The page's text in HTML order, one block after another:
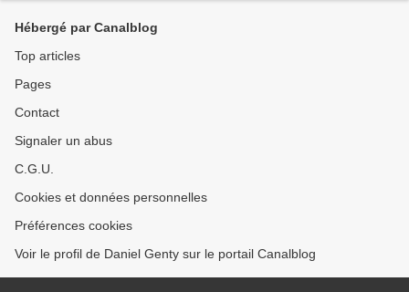
Hébergé par Canalblog
Top articles
Pages
Contact
Signaler un abus
C.G.U.
Cookies et données personnelles
Préférences cookies
Voir le profil de Daniel Genty sur le portail Canalblog